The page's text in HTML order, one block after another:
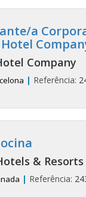
a
Company
| Referência:
& Resorts
| Referência: